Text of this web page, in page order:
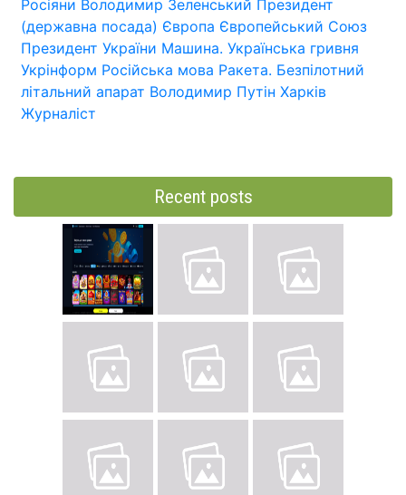
Росіяни Володимир Зеленський Президент
(державна посада) Європа Європейський Союз
Президент України Машина. Українська гривня
Укрінформ Російська мова Ракета. Безпілотний
літальний апарат Володимир Путін Харків
Журналіст
Recent posts